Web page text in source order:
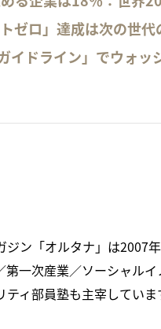
ゼロ」達成は次の世代
イドライン」でウォッ
ン「オルタナ」は2007
一次産業／ソーシャル
ィ部員塾も主宰していま